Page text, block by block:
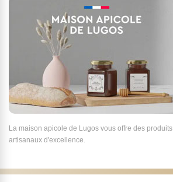
La maison apicole de Lugos vous offre des produits
artisanaux d'excellence.